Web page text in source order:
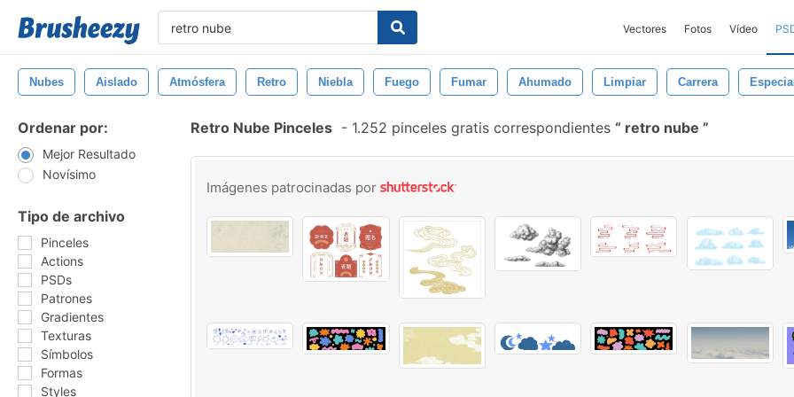
Vectores Fotos Vídeo
Nubes Aislado Atmósfera Retro Niebla Fuego Fumar Ahumado Limpiar Carrera Especial
Ordenar por:
Mejor Resultado
Novísimo
Tipo de archivo
Pinceles
Actions
PSDs
Patrones
Gradientes
Texturas
Símbolos
Formas
Styles
Retro Nube Pinceles - 1.252 pinceles gratis correspondientes retro nube
Imágenes patrocinadas por